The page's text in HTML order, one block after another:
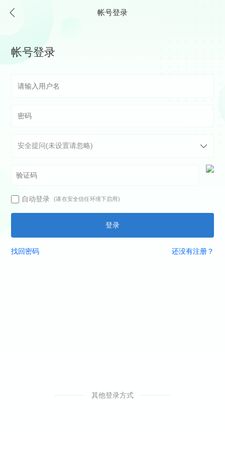
帐号登录
帐号登录
自动登录 (请在安全信任环境下启用)
登录
找回密码 还没有注册？
其他登录方式